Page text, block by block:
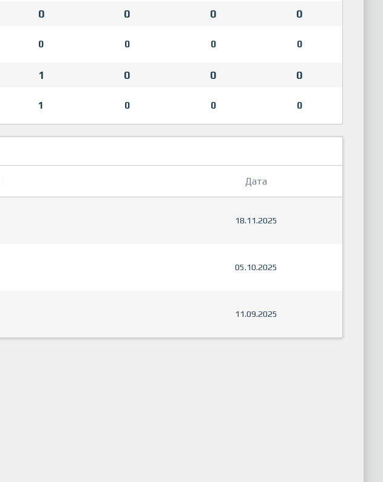
0 0 0
0
0 0 0 0
1 0 0
0
1 0 0 0
Дата
18.11.2025
05.10.2025
11.09.2025